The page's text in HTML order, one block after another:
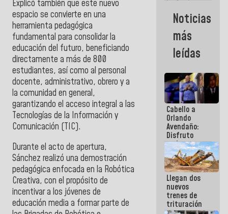
Explicó también que este nuevo
espacio se convierte en una
herramienta pedagógica
fundamental para consolidar la
educación del futuro, beneficiando
directamente a más de 800
estudiantes, así como al personal
docente, administrativo, obrero y a
la comunidad en general,
garantizando el acceso integral a las
Tecnologías de la Información y
Comunicación (TIC).
Durante el acto de apertura,
Sánchez realizó una demostración
pedagógica enfocada en la Robótica
Creativa, con el propósito de
incentivar a los jóvenes de
educación media a formar parte de
La Guaira
siempre
estará
acompañada
por el
Gobierno
Nacional
Noticias
más
leídas
Cabello a
Orlando
Avendaño:
Disfruto
cada vez
que escribes
porque lo
que haces
es
embarrarla
Llegan dos
nuevos
trenes de
trituración